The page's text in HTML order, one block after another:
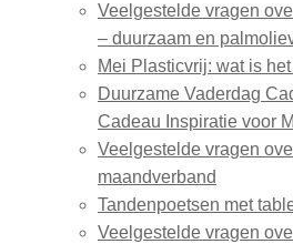
Veelgestelde vragen
– duurzaam en
Mei Plasticvrij: wat is
Duurzame Vaderdag
Cadeau Inspiratie voor
Veelgestelde vragen
maandverband
Tandenpoetsen met
Veelgestelde vragen